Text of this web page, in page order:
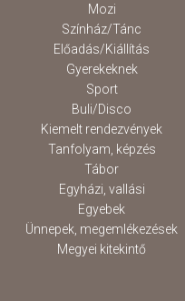
Mozi
Színház/Tánc
Előadás/Kiállítás
Gyerekeknek
Sport
Buli/Disco
Kiemelt rendezvények
Tanfolyam, képzés
Tábor
Egyházi, vallási
Egyebek
Ünnepek, megemlékezések
Megyei kitekintő